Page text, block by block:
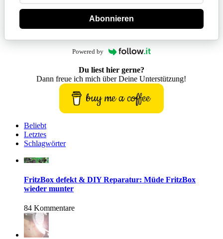
Abonnieren
Powered by
Du liest hier gerne?
Dann freue ich mich über Deine Unterstützung!
buy me a coffee
Beliebt
Letztes
Schlagwörter
FritzBox defekt & DIY Reparatur: Müde FritzBox
wieder munter
84 Kommentare